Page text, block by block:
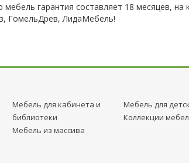
мебель гарантия составляет 18 месяцев,
ГомельДрев, ЛидаМебель!
Мебель для кабинета и
библиотеки
Мебель из массива
Мебель для
Коллекции